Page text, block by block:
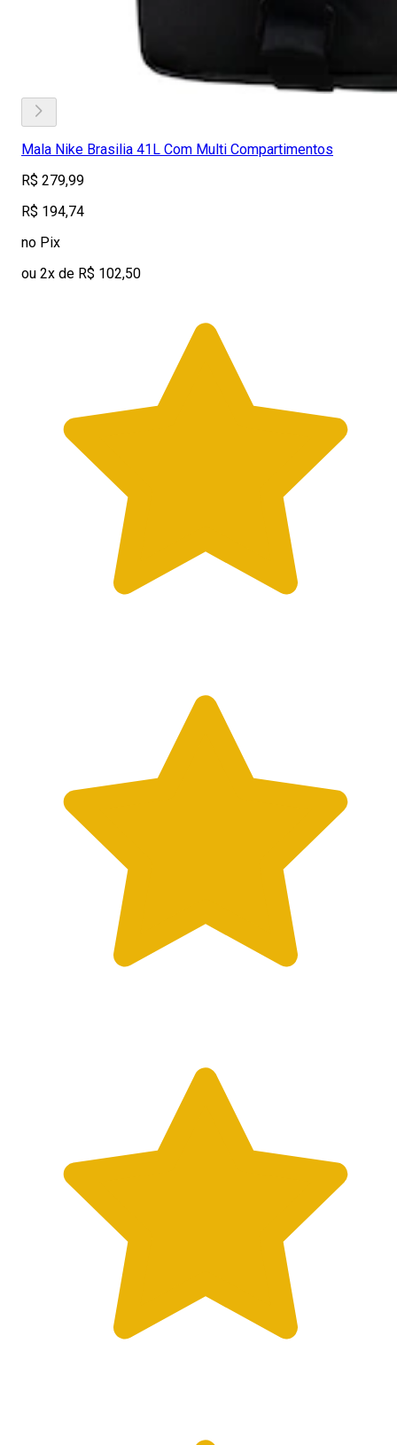
Mala Nike Brasilia 41L Com Multi Compartimentos
R$ 279,99
R$ 194,74
no Pix
ou 2x de R$ 102,50